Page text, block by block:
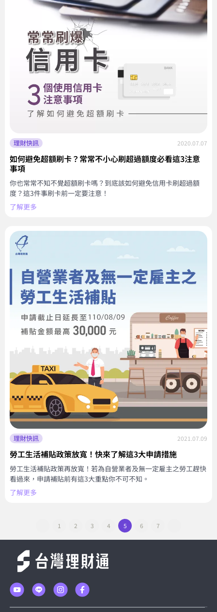
理財快訊 2020.07.07
如何避免超額刷卡？常常不小心刷超過額度必看這3注意
事項
你也常常不知不覺超額刷卡嗎？到底該如何避免信用卡刷超過額
度？這3件事刷卡前一定要注意！
了解更多
理財快訊 2021.07.09
勞工生活補貼政策放寬！快來了解這3大申請措施
勞工生活補貼政策再放寬！若為自營業者及無一定雇主之勞工趕快
看過來，申請補貼前有這3大重點你不可不知。
了解更多
1 2 3 4 5 6 7